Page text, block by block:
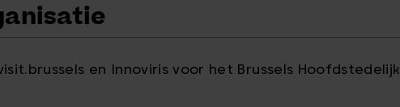
en Innoviris voor het Brussels Hoofdstedelijk